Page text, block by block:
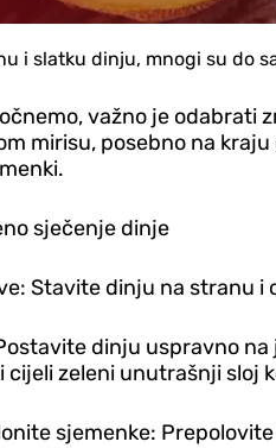
i slatku dinju, mnogi su do
važno je odabrati
mirisu, posebno na
sječenje dinje
Stavite dinju na stranu i
dinju uspravno
cijeli zeleni unutrašnji sloj
sjemenke: